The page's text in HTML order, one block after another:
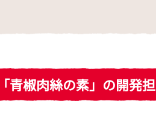
青椒肉絲の素」の開発